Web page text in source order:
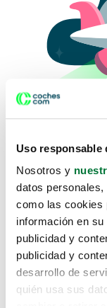
Uso responsable
Nosotros y
datos
como las cookies
información en
publicidad y
publicidad y
desarrollo de
quién usa sus
Lo
te
Pero puedes
buscando en